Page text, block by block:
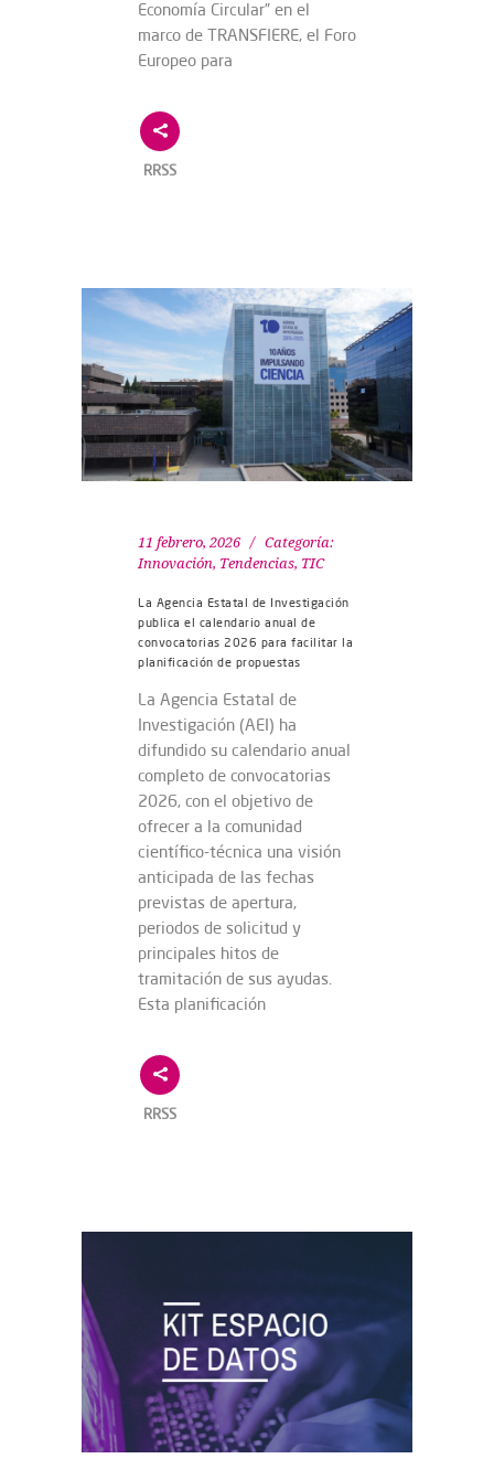
Economía Circular” en el
marco de TRANSFIERE, el Foro
Europeo para
RRSS
11 febrero, 2026
Categoría:
Innovación, Tendencias, TIC
La Agencia Estatal de Investigación
publica el calendario anual de
convocatorias 2026 para facilitar la
planificación de propuestas
La Agencia Estatal de
Investigación (AEI) ha
difundido su calendario anual
completo de convocatorias
2026, con el objetivo de
ofrecer a la comunidad
científico-técnica una visión
anticipada de las fechas
previstas de apertura,
periodos de solicitud y
principales hitos de
tramitación de sus ayudas.
Esta planificación
RRSS